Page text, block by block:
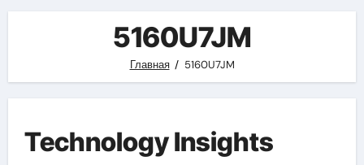
5160U7JM
Главная 5160U7JM
Technology Insights